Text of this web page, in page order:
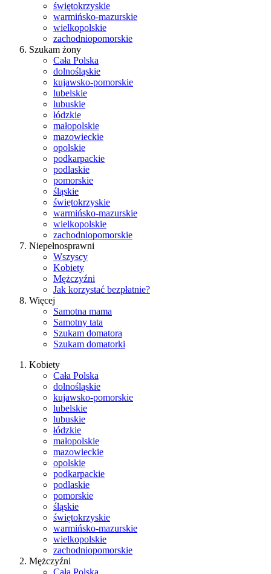
świętokrzyskie
warmińsko-mazurskie
wielkopolskie
zachodniopomorskie
Szukam żony
Cała Polska
dolnośląskie
kujawsko-pomorskie
lubelskie
lubuskie
łódzkie
małopolskie
mazowieckie
opolskie
podkarpackie
podlaskie
pomorskie
śląskie
świętokrzyskie
warmińsko-mazurskie
wielkopolskie
zachodniopomorskie
Niepełnosprawni
Wszyscy
Kobiety
Mężczyźni
Jak korzystać bezpłatnie?
Więcej
Samotna mama
Samotny tata
Szukam domatora
Szukam domatorki
Kobiety
Cała Polska
dolnośląskie
kujawsko-pomorskie
lubelskie
lubuskie
łódzkie
małopolskie
mazowieckie
opolskie
podkarpackie
podlaskie
pomorskie
śląskie
świętokrzyskie
warmińsko-mazurskie
wielkopolskie
zachodniopomorskie
Mężczyźni
Cała Polska